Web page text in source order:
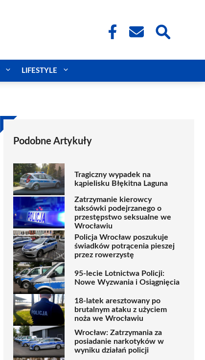
LIFESTYLE
Podobne Artykuły
Tragiczny wypadek na
kąpielisku Błękitna Laguna
Zatrzymanie kierowcy
taksówki podejrzanego o
przestępstwo seksualne we
Wrocławiu
Policja Wrocław poszukuje
świadków potrącenia pieszej
przez rowerzystę
95-lecie Lotnictwa Policji:
Nowe Wyzwania i Osiągnięcia
18-latek aresztowany po
brutalnym ataku z użyciem
noża we Wrocławiu
Wrocław: Zatrzymania za
posiadanie narkotyków w
wyniku działań policji